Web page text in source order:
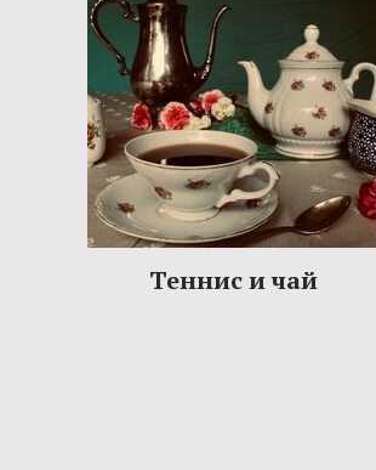
Теннис и чай